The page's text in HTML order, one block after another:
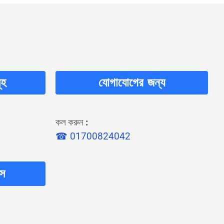
যোগাযোগের জন্য
কল করুন:
☎ 01700824042